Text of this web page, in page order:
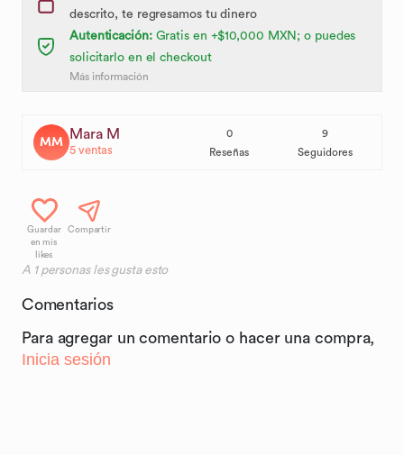
descrito, te regresamos tu dinero
Autenticación:Gratis en +$10,000 MXN; o puedes
solicitarlo en el checkout
Más información
MM Mara M
5ventas
0
Reseñas
9
Seguidores
Guardar
en mis
likes
Compartir
A 1personas les gusta esto
Comentarios
Para agregar un comentario o hacer una compra,
Inicia sesión